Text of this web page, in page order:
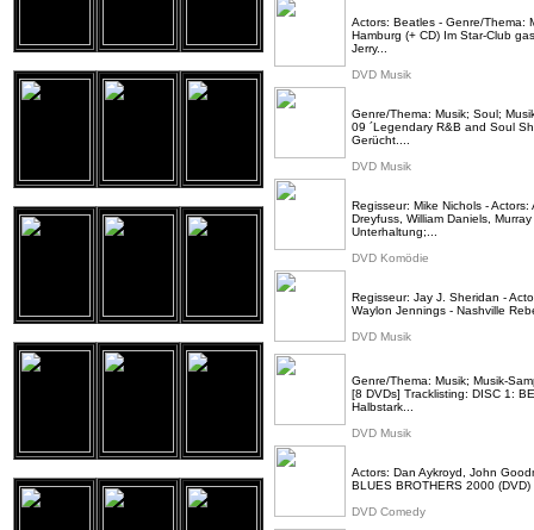
Actors: Beatles - Genre/Thema:
Hamburg (+ CD) Im Star-Club
Jerry...
DVD Musik
Genre/Thema: Musik; Soul;
09 ´Legendary R&B and Soul
Gerücht....
DVD Musik
Regisseur: Mike Nichols -
Dreyfuss, William Daniels,
Unterhaltung;...
DVD Komödie
Regisseur: Jay J. Sheridan -
Waylon Jennings - Nashville
DVD Musik
Genre/Thema: Musik; Musik-
[8 DVDs] Tracklisting: DISC 1:
Halbstark...
DVD Musik
Actors: Dan Aykroyd, John
BLUES BROTHERS 2000 (DVD)
DVD Comedy